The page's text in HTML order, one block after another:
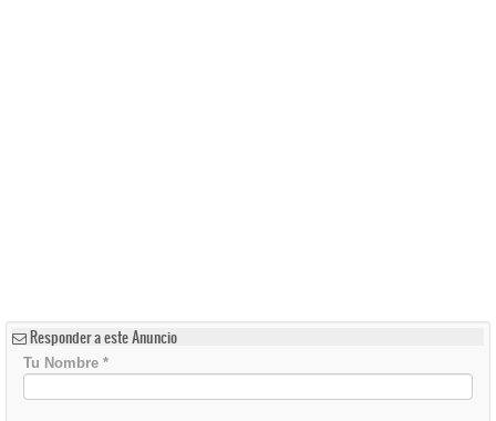
Responder a este Anuncio
Tu Nombre *